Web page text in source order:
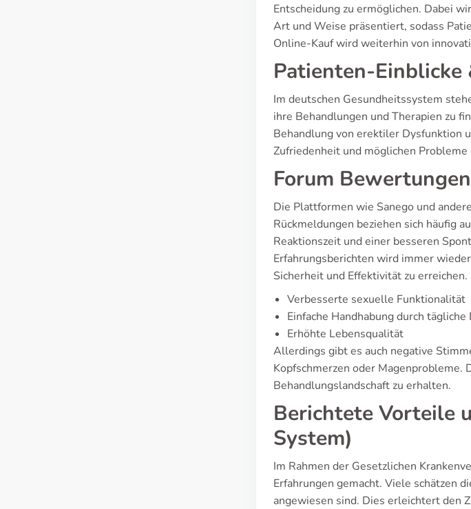
Entscheidung zu ermöglichen. Dabei
Art und Weise präsentiert, sodass
Online-Kauf wird weiterhin von
Patienten-Einblicke
Im deutschen Gesundheitssystem
ihre Behandlungen und Therapien zu
Behandlung von erektiler Dysfunktion
Zufriedenheit und möglichen Probleme
Forum
Die Plattformen wie Sanego und
Rückmeldungen beziehen sich häufig
Reaktionszeit und einer besseren
Erfahrungsberichten wird immer
Sicherheit und Effektivität zu erreichen.
Verbesserte sexuelle Funktionalität
Einfache Handhabung durch tägliche
Erhöhte Lebensqualität
Allerdings gibt es auch negative
Kopfschmerzen oder Magenprobleme.
Behandlungslandschaft zu erhalten.
Berichtete Vorteile
System)
Im Rahmen der Gesetzlichen
Erfahrungen gemacht. Viele schätzen
angewiesen sind. Dies erleichtert den